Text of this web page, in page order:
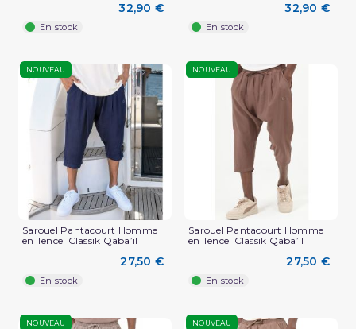
32,90 €
En stock
32,90 €
En stock
NOUVEAU
Sarouel Pantacourt Homme
en Tencel Classik Qaba’il
27,50 €
En stock
NOUVEAU
Sarouel Pantacourt Homme
en Tencel Classik Qaba’il
27,50 €
En stock
NOUVEAU NOUVEAU